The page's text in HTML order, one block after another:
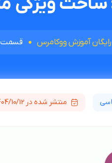
رایگان آموزش ووکامرس قسمت 26: ساخت ویژگی متغیر در ووکامرس
منتشر شده در 1404/10/12